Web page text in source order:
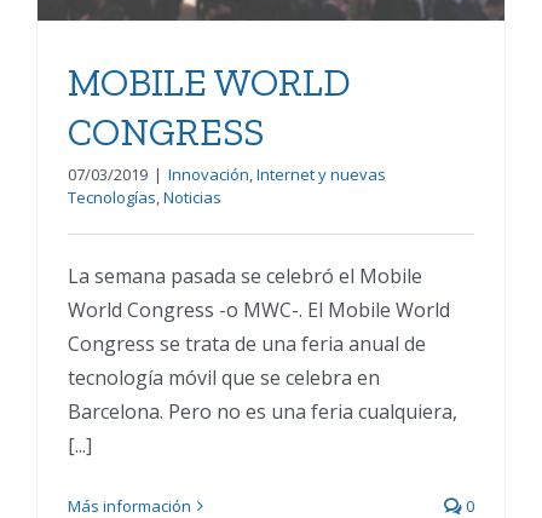
MOBILE WORLD
CONGRESS
07/03/2019 | Innovación Internet y nuevas
Tecnologías Noticias
La semana pasada se celebró el Mobile
World Congress -o MWC-. El Mobile World
Congress se trata de una feria anual de
tecnología móvil que se celebra en
Barcelona. Pero no es una feria cualquiera,
[...]
Más información 0